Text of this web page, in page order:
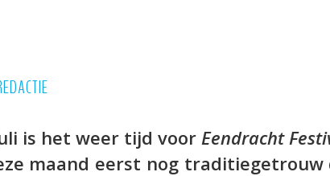
is het weer tijd voorEendracht
maand eerst nog traditiegetrouw